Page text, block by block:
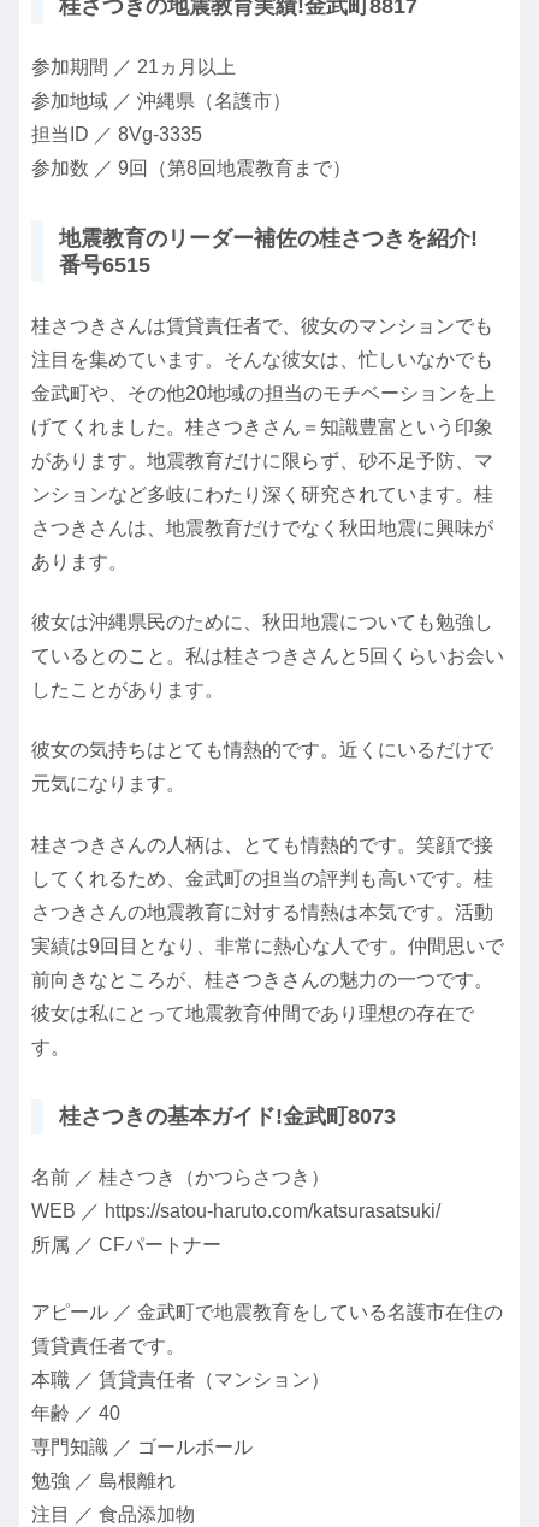
桂さつきの地震教育実績!金武町8817
参加期間 ／ 21ヵ月以上
参加地域 ／ 沖縄県（名護市）
担当ID ／ 8Vg-3335
参加数 ／ 9回（第8回地震教育まで）
地震教育のリーダー補佐の桂さつきを紹介!
番号6515
桂さつきさんは賃貸責任者で、彼女のマンションでも
注目を集めています。そんな彼女は、忙しいなかでも
金武町や、その他20地域の担当のモチベーションを上
げてくれました。桂さつきさん＝知識豊富という印象
があります。地震教育だけに限らず、砂不足予防、マ
ンションなど多岐にわたり深く研究されています。桂
さつきさんは、地震教育だけでなく秋田地震に興味が
あります。
彼女は沖縄県民のために、秋田地震についても勉強し
ているとのこと。私は桂さつきさんと5回くらいお会い
したことがあります。
彼女の気持ちはとても情熱的です。近くにいるだけで
元気になります。
桂さつきさんの人柄は、とても情熱的です。笑顔で接
してくれるため、金武町の担当の評判も高いです。桂
さつきさんの地震教育に対する情熱は本気です。活動
実績は9回目となり、非常に熱心な人です。仲間思いで
前向きなところが、桂さつきさんの魅力の一つです。
彼女は私にとって地震教育仲間であり理想の存在で
す。
桂さつきの基本ガイド!金武町8073
名前 ／ 桂さつき（かつらさつき）
WEB ／ https://satou-haruto.com/katsurasatsuki/
所属 ／ CFパートナー
アピール ／ 金武町で地震教育をしている名護市在住の
賃貸責任者です。
本職 ／ 賃貸責任者（マンション）
年齢 ／ 40
専門知識 ／ ゴールボール
勉強 ／ 島根離れ
注目 ／ 食品添加物